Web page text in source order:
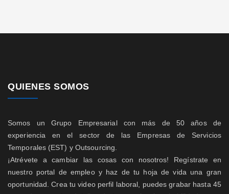
QUIENES SOMOS
Somos un Grupo Empresarial con más de 50 años de
experiencia en el sector de las Empresas de Servicios
Temporales (EST) y Outsourcing.
¡Atrévete a cambiar las cosas con nosotros! Regístrate en
nuestro portal de empleo y haz de tu hoja de vida una gran
oportunidad. Crea tu video perfil laboral, puedes grabar hasta 45